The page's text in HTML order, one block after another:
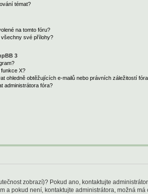
témat?
na tomto fóru?
své přílohy?
3
X?
ohledně obtěžujících e-mailů nebo právních záležitostí
administrátora fóra?
zobrazí)? Pokud ano, kontaktujte
pokud není, kontaktujte administrátora, možná má